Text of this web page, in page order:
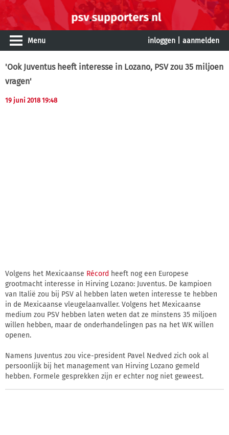
Menu inloggen aanmelden
'Ook Juventus heeft interesse in Lozano, PSV zou 35 miljoen
vragen'
19 juni 2018 19:48
Volgens het Mexicaanse Récord heeft nog een Europese
grootmacht interesse in Hirving Lozano: Juventus. De kampioen
van Italië zou bij PSV al hebben laten weten interesse te hebben
in de Mexicaanse vleugelaanvaller. Volgens het Mexicaanse
medium zou PSV hebben laten weten dat ze minstens 35 miljoen
willen hebben, maar de onderhandelingen pas na het WK willen
openen.
Namens Juventus zou vice-president Pavel Nedved zich ook al
persoonlijk bij het management van Hirving Lozano gemeld
hebben. Formele gesprekken zijn er echter nog niet geweest.